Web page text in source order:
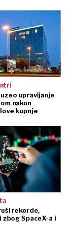
upravljanje
nakon
kupnje
rekorde,
zbog SpaceX-a i